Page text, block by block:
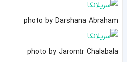
photo by Darshana Abraham
photo by Jaromír Chalabala